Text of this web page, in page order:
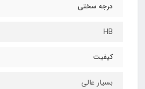
درجه سختی
HB
کیفیت
بسیار عالی